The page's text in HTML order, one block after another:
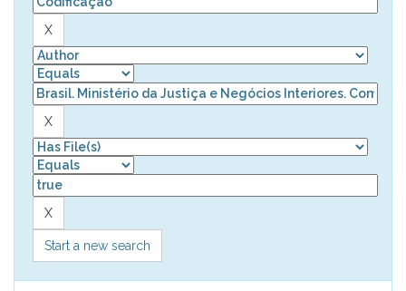
Start a new search